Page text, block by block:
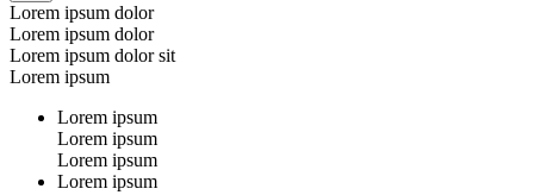
Lorem ipsum dolor
Lorem ipsum dolor
Lorem ipsum dolor sit
Lorem ipsum
Lorem ipsum
Lorem ipsum
Lorem ipsum
Lorem ipsum